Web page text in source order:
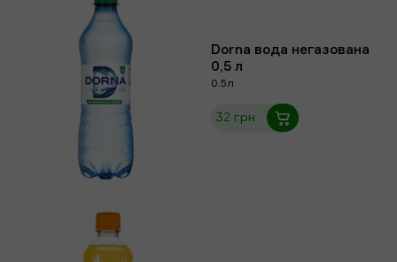
Dorna вода негазована
0,5 л
0.5л
32 грн